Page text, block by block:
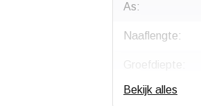
As:
Naaflengte:
Groefdiepte:
Draagvermogen:
Bekijk alles